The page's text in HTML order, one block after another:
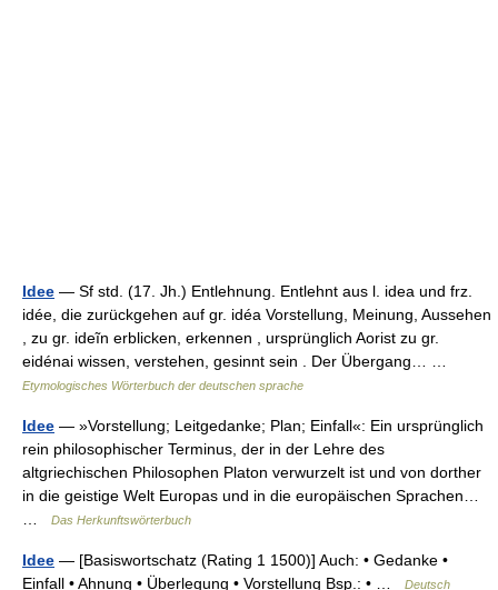
Idee — Sf std. (17. Jh.) Entlehnung. Entlehnt aus l. idea und frz.
idée, die zurückgehen auf gr. idéa Vorstellung, Meinung, Aussehen
, zu gr. ideĩn erblicken, erkennen , ursprünglich Aorist zu gr.
eidénai wissen, verstehen, gesinnt sein . Der Übergang… …
Etymologisches Wörterbuch der deutschen sprache
Idee — »Vorstellung; Leitgedanke; Plan; Einfall«: Ein ursprünglich
rein philosophischer Terminus, der in der Lehre des
altgriechischen Philosophen Platon verwurzelt ist und von dorther
in die geistige Welt Europas und in die europäischen Sprachen…
Das Herkunftswörterbuch
Idee — [Basiswortschatz (Rating 1 1500)] Auch: • Gedanke •
Einfall • Ahnung • Überlegung • Vorstellung Bsp.: • …
Deutsch